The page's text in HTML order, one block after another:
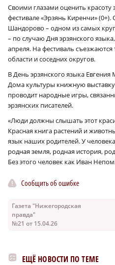
Своими глазами оценить
фестивале «Эрзянь Киренчи»
Шандорово – одном из самых
– по случаю Дня эрзянского
апреля. На фестиваль съезжаются
области и соседних округов.
В День эрзянского языка
Дома культуры книжную
проводит народные игры,
эрзянских писателей.
«Люди должны слышать этот
Красная книга растений и
язык наших родителей. У
родная земля, родная история,
Без этого человек как Иван
Сообщить об ошибке
Газета "Нижегородская
правда"
№21 от 15.04.26
ЕЩЁ НОВОСТИ ПО ТЕМЕ